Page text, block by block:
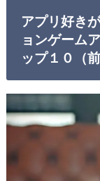
アプリ好き
ョンゲーム
ップ１０（前